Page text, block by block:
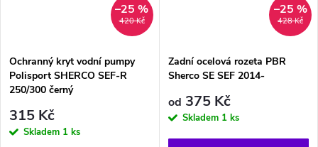
420 Kč
–25 %
Ochranný kryt vodní pumpy
Polisport SHERCO SEF-R
250/300 černý
315 Kč
Skladem 1 ks
428 Kč
–25 %
Zadní ocelová rozeta PBR
Sherco SE SEF 2014-
od 375 Kč
Skladem 1 ks